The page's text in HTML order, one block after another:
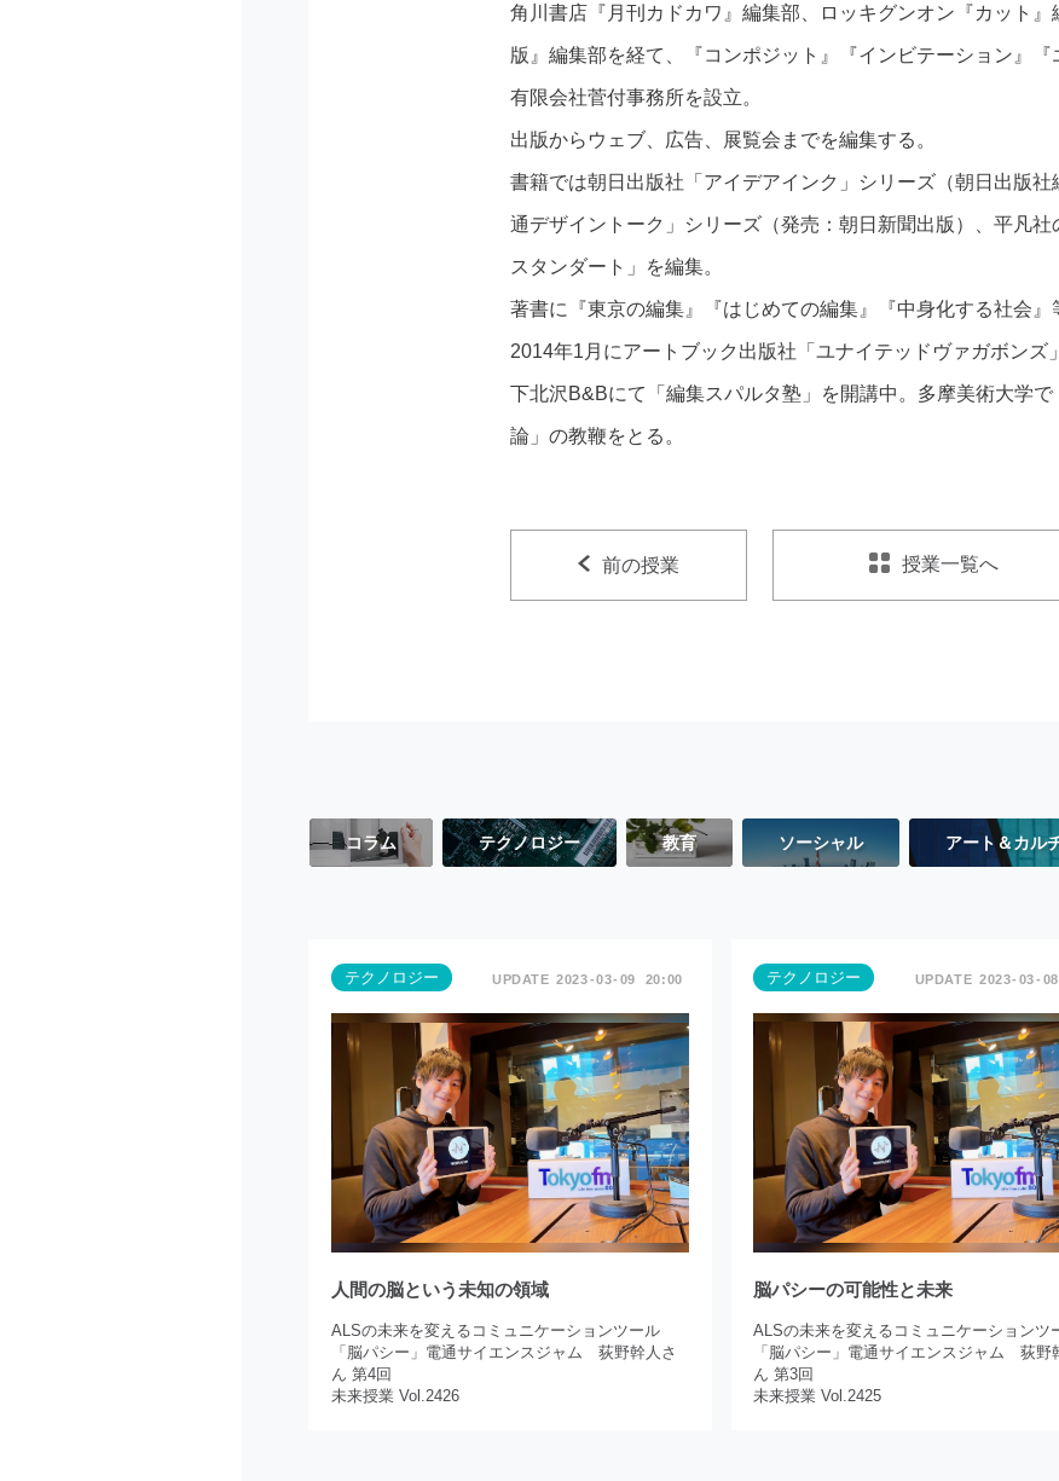
角川書店『月刊カドカワ』編集部、ロッキグンオン『カット
版』編集部を経て、『コンポジット』『インビテーション』『
有限会社菅付事務所を設立。
出版からウェブ、広告、展覧会までを編集する。
書籍では朝日出版社「アイデアインク」シリーズ（朝日出版
通デザイントーク」シリーズ（発売：朝日新聞出版）、平凡社
スタンダート」を編集。
著書に『東京の編集』『はじめての編集』『中身化する社会』
2014年1月にアートブック出版社「ユナイテッドヴァガボンズ
下北沢B&Bにて「編集スパルタ塾」を開講中。多摩美術大学
論」の教鞭をとる。
前の授業 授業一覧へ
コラム テクノロジー 教育 ソーシャル アート＆カル
テクノロジー 2023 03 09 20:00
人間の脳という未知の領域
ALSの未来を変えるコミュニケーションツール
「脳パシー」電通サイエンスジャム 荻野幹人さ
ん 第4回
未来授業 Vol.2426
テクノロジー 2023 03 08
脳パシーの可能性と未来
ALSの未来を変えるコミュニケーションツ
「脳パシー」電通サイエンスジャム 荻野
ん 第3回
未来授業 Vol.2425